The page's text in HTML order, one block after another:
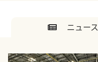
ニュース